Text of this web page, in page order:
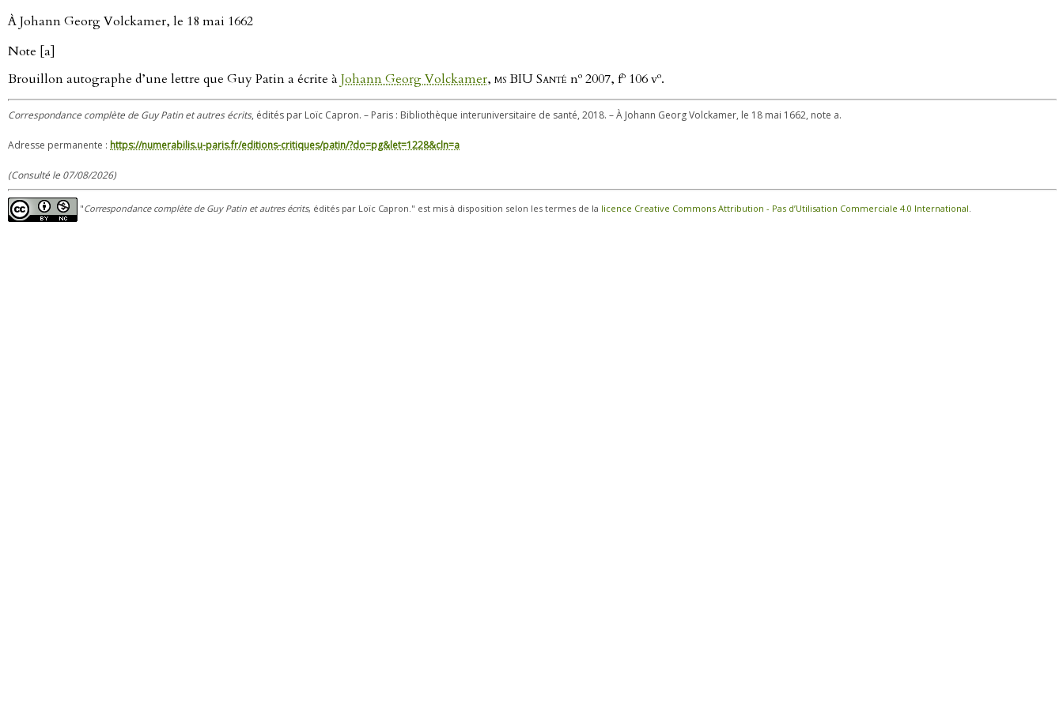
À Johann Georg Volckamer, le 18 mai 1662
Note [a]
Brouillon autographe d’une lettre que Guy Patin a écrite à Johann Georg Volckamer, ms BIU Santé no 2007, fo 106 vo.
Correspondance complète de Guy Patin et autres écrits, édités par Loïc Capron. – Paris : Bibliothèque interuniversitaire de santé, 2018. – À Johann Georg Volckamer, le 18 mai 1662, note a.
Adresse permanente : https://numerabilis.u-paris.fr/editions-critiques/patin/?do=pg&let=1228&cln=a
(Consulté le 07/08/2026)
"Correspondance complète de Guy Patin et autres écrits, édités par Loïc Capron." est mis à disposition selon les termes de la licence Creative Commons Attribution - Pas d’Utilisation Commerciale 4.0 International.